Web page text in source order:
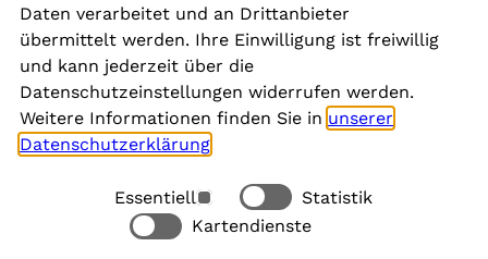
Newsletter
Social Media
Rechtliches
Daten verarbeitet und an Drittanbieter
übermittelt werden. Ihre Einwilligung ist freiwillig
und kann jederzeit über die
Datenschutzeinstellungen widerrufen werden.
Weitere Informationen finden Sie in unserer
Datenschutzerklärung
Essentiell
Statistik
Kartendienste